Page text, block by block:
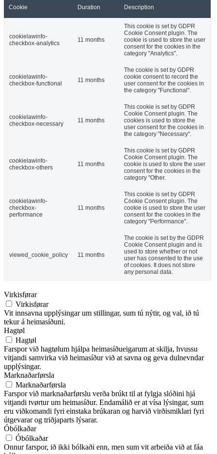
Cookie Duration Description
cookielawinfo-
checkbox-analytics
11 months
This cookie is set by GDPR
Cookie Consent plugin. The
cookie is used to store the user
consent for the cookies in the
category "Analytics".
cookielawinfo-
checkbox-functional
11 months
The cookie is set by GDPR
cookie consent to record the
user consent for the cookies in
the category "Functional".
cookielawinfo-
checkbox-necessary
11 months
This cookie is set by GDPR
Cookie Consent plugin. The
cookies is used to store the
user consent for the cookies in
the category "Necessary".
cookielawinfo-
checkbox-others
11 months
This cookie is set by GDPR
Cookie Consent plugin. The
cookie is used to store the user
consent for the cookies in the
category "Other.
cookielawinfo-
checkbox-
performance
11 months
This cookie is set by GDPR
Cookie Consent plugin. The
cookie is used to store the user
consent for the cookies in the
category "Performance".
viewed_cookie_policy 11 months
The cookie is set by the GDPR
Cookie Consent plugin and is
used to store whether or not
user has consented to the use
of cookies. It does not store
any personal data.
Virkisførar
Virkisførar
Vit innsavna upplýsingar um stillingar, sum tú nýtir, og val, ið tú
tekur á heimasíðuni.
Hagtøl
Hagtøl
Farspor við hagtølum hjálpa heimasíðueigarum at skilja, hvussu
vitjandi samvirka við heimasíður við at savna og geva dulnevndar
upplýsingar.
Marknaðarførsla
Marknaðarførsla
Farspor við marknaðarførslu verða brúkt til at fylgja slóðini hjá
vitjandi tvørtur um heimasíður. Endamálið er at vísa lýsingar, sum
eru viðkomandi fyri einstaka brúkaran og harvið virðismiklari fyri
útgevarar og triðjaparts lýsarar.
Óbólkaðar
Óbólkaðar
Onnur farspor, ið ikki bólkaði enn, men sum vit arbeiða við at fáa